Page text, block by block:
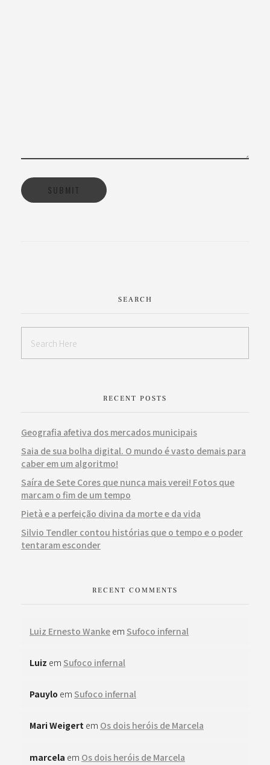
SEARCH
RECENT POSTS
Geografia afetiva dos mercados municipais
Saia de sua bolha digital. O mundo é vasto demais para
caber em um algoritmo!
Saíra de Sete Cores que nunca mais verei! Fotos que
marcam o fim de um tempo
Pietà e a perfeição divina da morte e da vida
Silvio Tendler contou histórias que o tempo e o poder
tentaram esconder
RECENT COMMENTS
Luiz Ernesto Wanke em Sufoco infernal
Luiz em Sufoco infernal
Pauylo em Sufoco infernal
Mari Weigert em Os dois heróis de Marcela
marcela em Os dois heróis de Marcela